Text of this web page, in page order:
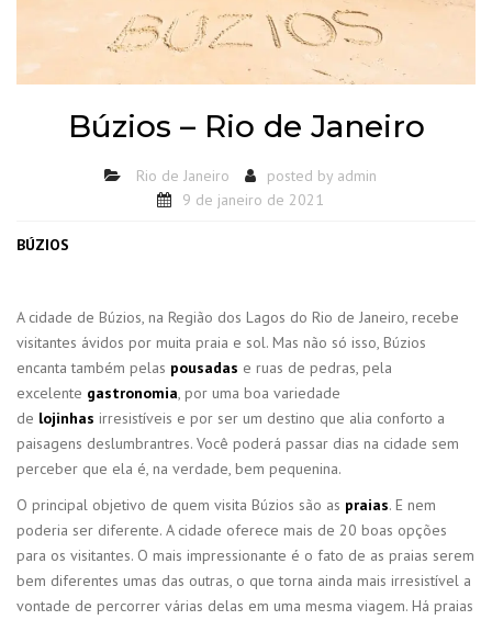
Búzios – Rio de Janeiro
Rio de Janeiro posted by admin
9 de janeiro de 2021
BÚZIOS
A cidade de Búzios, na Região dos Lagos do Rio de Janeiro, recebe
visitantes ávidos por muita praia e sol. Mas não só isso, Búzios
encanta também pelas pousadas e ruas de pedras, pela
excelente gastronomia, por uma boa variedade
de lojinhas irresistíveis e por ser um destino que alia conforto a
paisagens deslumbrantres. Você poderá passar dias na cidade sem
perceber que ela é, na verdade, bem pequenina.
O principal objetivo de quem visita Búzios são as praias. E nem
poderia ser diferente. A cidade oferece mais de 20 boas opções
para os visitantes. O mais impressionante é o fato de as praias serem
bem diferentes umas das outras, o que torna ainda mais irresistível a
vontade de percorrer várias delas em uma mesma viagem. Há praias